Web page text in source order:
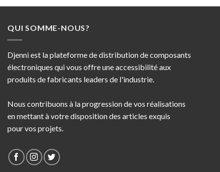
QUI SOMME-NOUS?
Djenni est la plateforme de distribution de composants
électroniques qui vous offre une accessibilité aux
produits de fabricants leaders de l'industrie.
Nous contribuons à la progression de vos réalisations
en mettant à votre disposition des articles exquis
pour vos projets.